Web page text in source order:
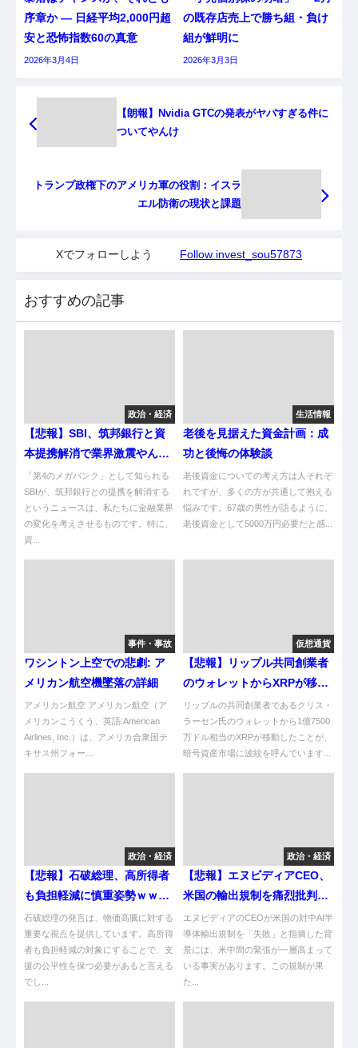
序章か ― 日経平均2,000円超
安と恐怖指数60の真意
2026年3月4日
の既存店売上で勝ち組・負け
組が鮮明に
2026年3月3日
【朗報】Nvidia GTCの発表がヤバすぎる件に
ついてやんけ
トランプ政権下のアメリカ軍の役割：イスラ
エル防衛の現状と課題
Xでフォローしよう Follow invest_sou57873
おすすめの記事
政治・経済
【悲報】SBI、筑邦銀行と資
本提携解消で業界激震やん
け！
「第4のメガバンク」として知られる
SBIが、筑邦銀行との提携を解消する
というニュースは、私たちに金融業界
の変化を考えさせるものです。特に、
資...
生活情報
老後を見据えた資金計画：成
功と後悔の体験談
老後資金についての考え方は人それぞ
れですが、多くの方が共通して抱える
悩みです。67歳の男性が語るように、
老後資金として5000万円必要だと感...
事件・事故
ワシントン上空での悲劇: ア
メリカン航空機墜落の詳細
アメリカン航空 アメリカン航空（ア
メリカンこうくう、英語:American
Airlines, Inc.）は、アメリカ合衆国テ
キサス州フォー...
仮想通貨
【悲報】リップル共同創業者
のウォレットからXRPが移動
して14%下落やんけ！
リップルの共同創業者であるクリス・
ラーセン氏のウォレットから1億7500
万ドル相当のXRPが移動したことが、
暗号資産市場に波紋を呼んでいます...
政治・経済
【悲報】石破総理、高所得者
も負担軽減に慎重姿勢ｗｗｗ
何でやねん！
石破総理の発言は、物価高騰に対する
重要な視点を提供しています。高所得
者も負担軽減の対象にすることで、支
援の公平性を保つ必要があると言える
でし...
政治・経済
【悲報】エヌビディアCEO、
米国の輸出規制を痛烈批判
中…
エヌビディアのCEOが米国の対中AI半
導体輸出規制を「失敗」と指摘した背
景には、米中間の緊張が一層高まって
いる事実があります。この規制が果
た...